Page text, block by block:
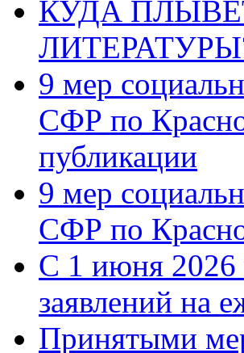
КУДА
9 мер
СФР по
публикации
9 мер
СФР по
С 1 июня 2026
заявлений на
Принятыми